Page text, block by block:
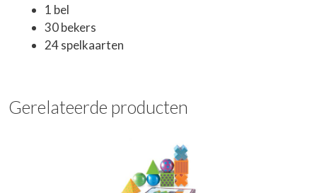
1 bel
30 bekers
24 spelkaarten
Gerelateerde producten